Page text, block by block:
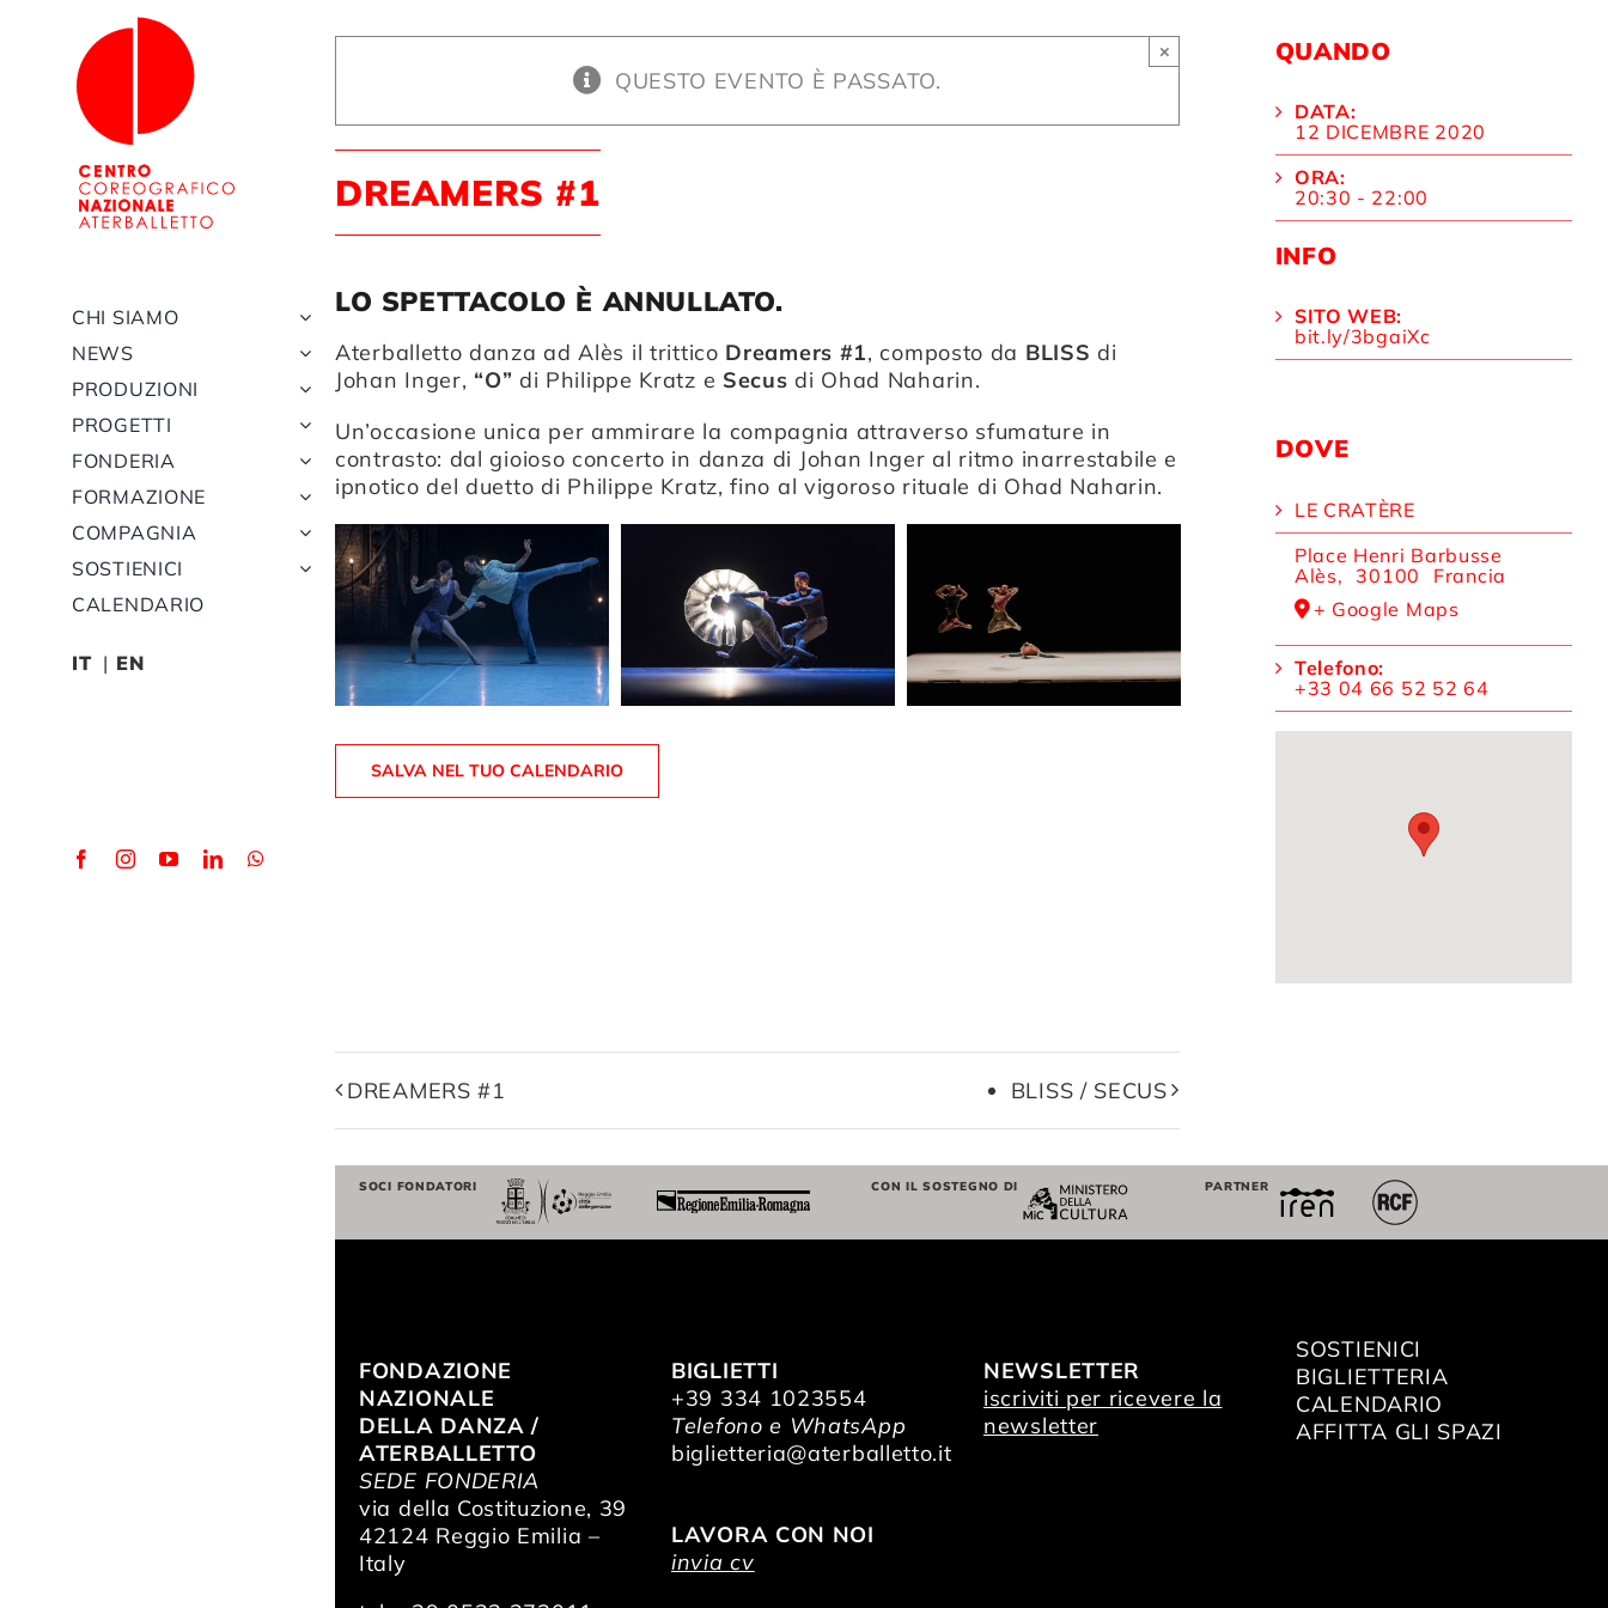
contenuto
CHI SIAMO
NEWS
PRODUZIONI
PROGETTI
FONDERIA
FORMAZIONE
COMPAGNIA
SOSTIENICI
CALENDARIO
IT EN
QUESTO EVENTO È PASSATO.
×
DREAMERS #1
LO SPETTACOLO È ANNULLATO.
Aterballetto danza ad Alès il trittico Dreamers #1, composto da BLISS di
Johan Inger, “O” di Philippe Kratz e Secus di Ohad Naharin.
Un’occasione unica per ammirare la compagnia attraverso sfumature in
contrasto: dal gioioso concerto in danza di Johan Inger al ritmo inarrestabile e
ipnotico del duetto di Philippe Kratz, fino al vigoroso rituale di Ohad Naharin.
SALVA NEL TUO CALENDARIO
DREAMERS #1 BLISS / SECUS
QUANDO
DATA:
12 DICEMBRE 2020
ORA:
20:30 - 22:00
INFO
SITO WEB:
bit.ly/3bgaiXc
DOVE
LE CRATÈRE
Place Henri Barbusse
Alès, 30100
Francia
+ Google Maps
Telefono:
+33 04 66 52 52 64
SOCI FONDATORI CON IL SOSTEGNO DI PARTNER
FONDAZIONE
NAZIONALE
DELLA DANZA /
ATERBALLETTO
SEDE FONDERIA
via della Costituzione, 39
42124 Reggio Emilia –
Italy
BIGLIETTI
+39 334 1023554
Telefono e WhatsApp
biglietteria@aterballetto.it
LAVORA CON NOI
invia cv
NEWSLETTER
iscriviti per ricevere la
newsletter
SOSTIENICI
BIGLIETTERIA
CALENDARIO
AFFITTA GLI SPAZI